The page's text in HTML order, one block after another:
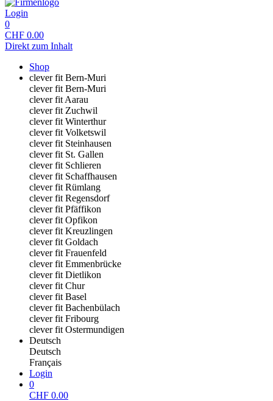
Login
0
CHF 0.00
Direkt zum Inhalt
Shop
clever fit Bern-Muri
clever fit Bern-Muri
clever fit Aarau
clever fit Zuchwil
clever fit Winterthur
clever fit Volketswil
clever fit Steinhausen
clever fit St. Gallen
clever fit Schlieren
clever fit Schaffhausen
clever fit Rümlang
clever fit Regensdorf
clever fit Pfäffikon
clever fit Opfikon
clever fit Kreuzlingen
clever fit Goldach
clever fit Frauenfeld
clever fit Emmenbrücke
clever fit Dietlikon
clever fit Chur
clever fit Basel
clever fit Bachenbülach
clever fit Fribourg
clever fit Ostermundigen
Deutsch
Deutsch
Français
Login
0
CHF 0.00